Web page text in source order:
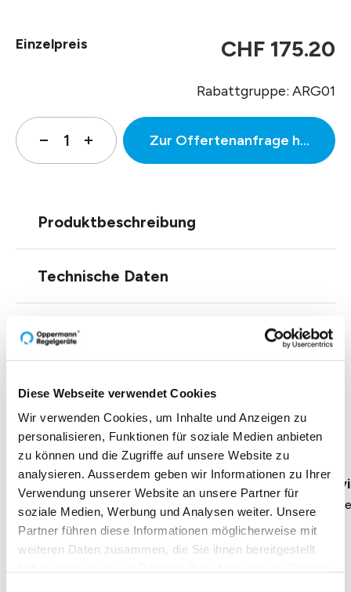
Diese Webseite verwendet Cookies
Wir verwenden Cookies, um Inhalte und Anzeigen zu
personalisieren, Funktionen für soziale Medien anbieten
zu können und die Zugriffe auf unsere Website zu
analysieren. Ausserdem geben wir Informationen zu Ihrer
Verwendung unserer Website an unsere Partner für
soziale Medien, Werbung und Analysen weiter. Unsere
Partner führen diese Informationen möglicherweise mit
weiteren Daten zusammen, die Sie ihnen bereitgestellt
Einzelpreis CHF 175.20
Rabattgruppe: ARG01
Zur Offertenanfrage
Produktbeschreibung
Technische Daten
Downloads
Einblicke zu 40 Jahren
Oppermann
Geschäftsführung Heike Dirmeier
Dauer 4 Minuten